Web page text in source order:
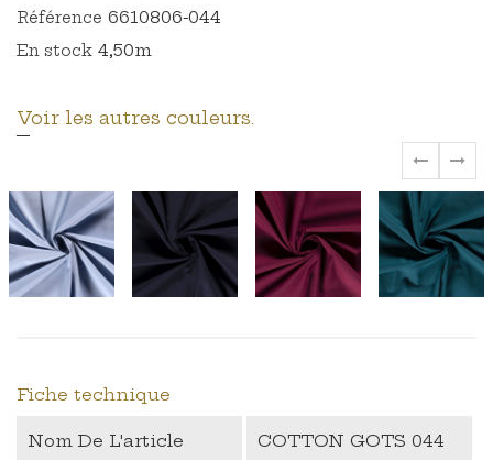
Référence 6610806-044
En stock 4,50m
Voir les autres couleurs.
‹ ›
Fiche technique
Nom De L'article COTTON GOTS 044